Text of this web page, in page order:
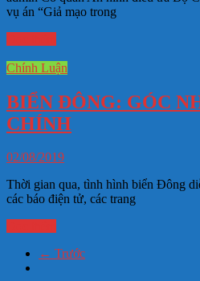
vụ án “Giả mạo trong
Chính Luận
BIỂN ĐÔNG: GÓC
CHÍNH
02/08/2019
Thời gian qua, tình hình biển Đông
các báo điện tử, các trang
← Trước